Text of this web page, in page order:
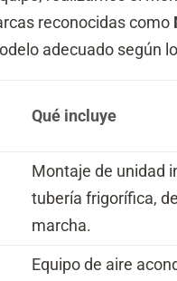
reconocidas como
adecuado según
Qué incluye
Montaje de unidad
tubería frigorífica,
marcha.
Equipo de aire